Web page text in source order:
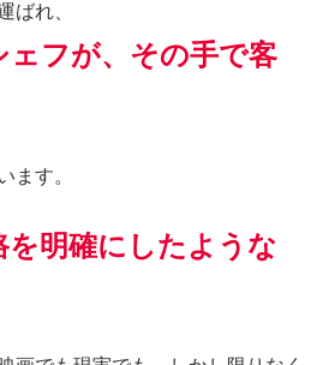
ばれ、
ェフが、その手で客
ます。
を明確にしたような